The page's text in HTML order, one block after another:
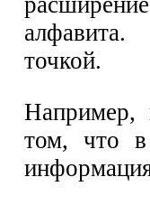
точкой.
том, что в